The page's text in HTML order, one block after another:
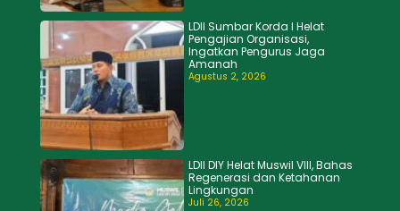
LDII Sumbar Korda I Helat
Pengajian Organisasi,
Ingatkan Pengurus Jaga
Amanah
Agustus 2, 2026
LDII DIY Helat Muswil VIII, Bahas
Regenerasi dan Ketahanan
Lingkungan
Juli 26, 2026